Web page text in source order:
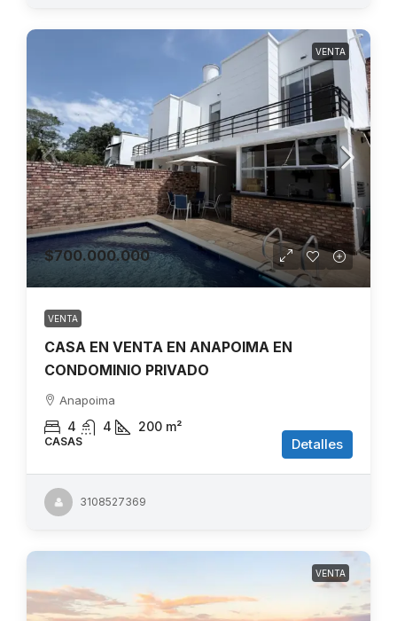
VENTA
$700.000.000
VENTA
CASA EN VENTA EN ANAPOIMA EN
CONDOMINIO PRIVADO
Anapoima
4 4 200 m²
CASAS Detalles
3108527369
VENTA